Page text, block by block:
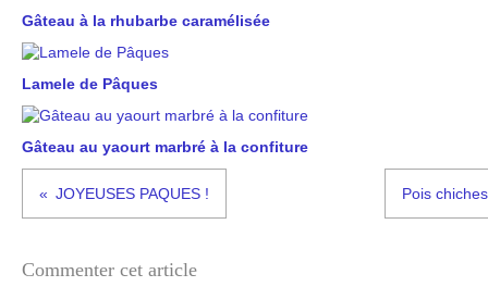
Gâteau à la rhubarbe caramélisée
Lamele de Pâques
Gâteau au yaourt marbré à la confiture
JOYEUSES PAQUES ! Pois
Commenter cet article